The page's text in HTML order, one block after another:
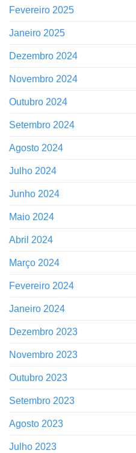
Fevereiro 2025
Janeiro 2025
Dezembro 2024
Novembro 2024
Outubro 2024
Setembro 2024
Agosto 2024
Julho 2024
Junho 2024
Maio 2024
Abril 2024
Março 2024
Fevereiro 2024
Janeiro 2024
Dezembro 2023
Novembro 2023
Outubro 2023
Setembro 2023
Agosto 2023
Julho 2023